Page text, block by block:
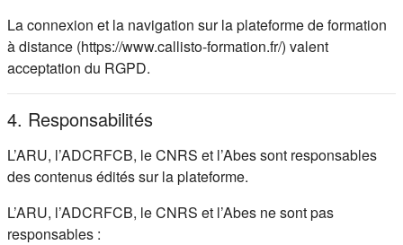
La connexion et la navigation sur la plateforme de formation
à distance (https://www.callisto-formation.fr/) valent
acceptation du RGPD.
4. Responsabilités
L’ARU, l’ADCRFCB, le CNRS et l’Abes sont responsables
des contenus édités sur la plateforme.
L’ARU, l’ADCRFCB, le CNRS et l’Abes ne sont pas
responsables :